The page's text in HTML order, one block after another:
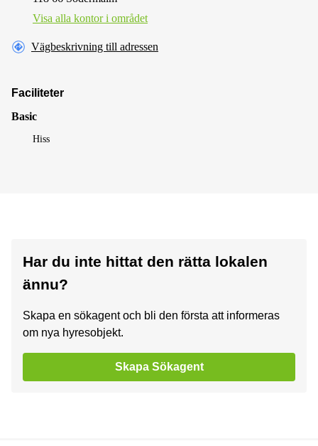
Visa alla kontor i området
Vägbeskrivning till adressen
Faciliteter
Basic
Hiss
Har du inte hittat den rätta lokalen
ännu?
Skapa en sökagent och bli den första att informeras
om nya hyresobjekt.
Skapa Sökagent